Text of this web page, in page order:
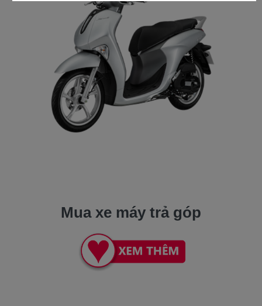
Mua xe máy trả góp